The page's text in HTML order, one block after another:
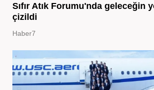
Sıfır Atık Forumu'nda geleceğin
çizildi
Haber7